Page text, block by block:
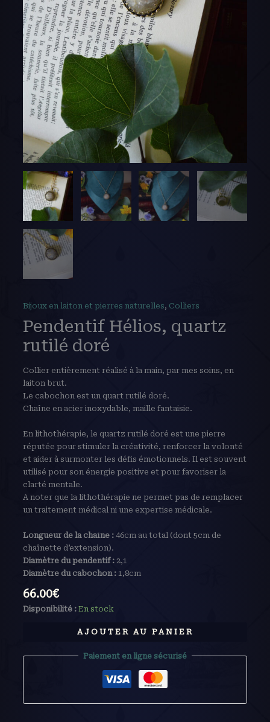
Bijoux en laiton et pierres naturelles, Colliers
Pendentif Hélios, quartz
rutilé doré
Collier entièrement réalisé à la main, par mes soins, en
laiton brut.
Le cabochon est un quart rutilé doré.
Chaîne en acier inoxydable, maille fantaisie.
En lithothérapie, le quartz rutilé doré est une pierre
réputée pour stimuler la créativité, renforcer la volonté
et aider à surmonter les défis émotionnels. Il est souvent
utilisé pour son énergie positive et pour favoriser la
clarté mentale.
A noter que la lithothérapie ne permet pas de remplacer
un traitement médical ni une expertise médicale.
Longueur de la chaîne : 46cm au total (dont 5cm de
chaînette d’extension).
Diamètre du pendentif :2,1
Diamètre du cabochon :1,8cm
66.00€
Disponibilité : En stock
AJOUTER AU PANIER
Paiement en ligne sécurisé